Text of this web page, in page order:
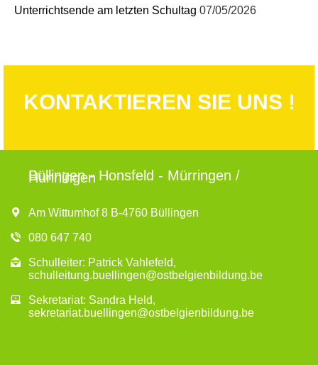
Unterrichtsende am letzten Schultag 07/05/2026
KONTAKTIEREN SIE UNS !
Büllingen - Honsfeld - Mürringen /
Hünningen
Am Wittumhof 8 B-4760 Büllingen
080 647 740
Schulleiter: Patrick Vahlefeld,
schulleitung.buellingen@ostbelgienbildung.be
Sekretariat: Sandra Held,
sekretariat.buellingen@ostbelgienbildung.be